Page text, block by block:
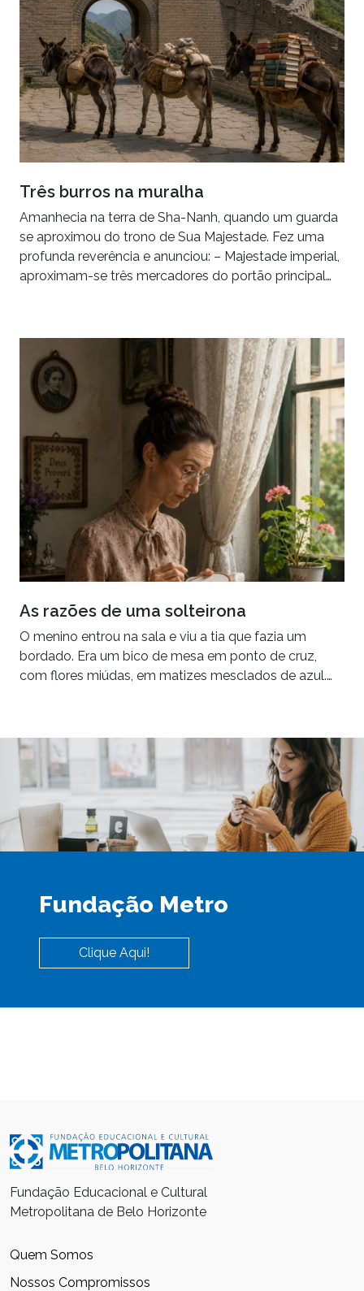
Três burros na muralha
Amanhecia na terra de Sha-Nanh, quando um guarda
se aproximou do trono de Sua Majestade. Fez uma
profunda reverência e anunciou: – Majestade imperial,
aproximam-se três mercadores do portão principal…
As razões de uma solteirona
O menino entrou na sala e viu a tia que fazia um
bordado. Era um bico de mesa em ponto de cruz,
com flores miúdas, em matizes mesclados de azul.…
Fundação Metro
Clique Aqui!
Fundação Educacional e Cultural
Metropolitana de Belo Horizonte
Quem Somos
Nossos Compromissos